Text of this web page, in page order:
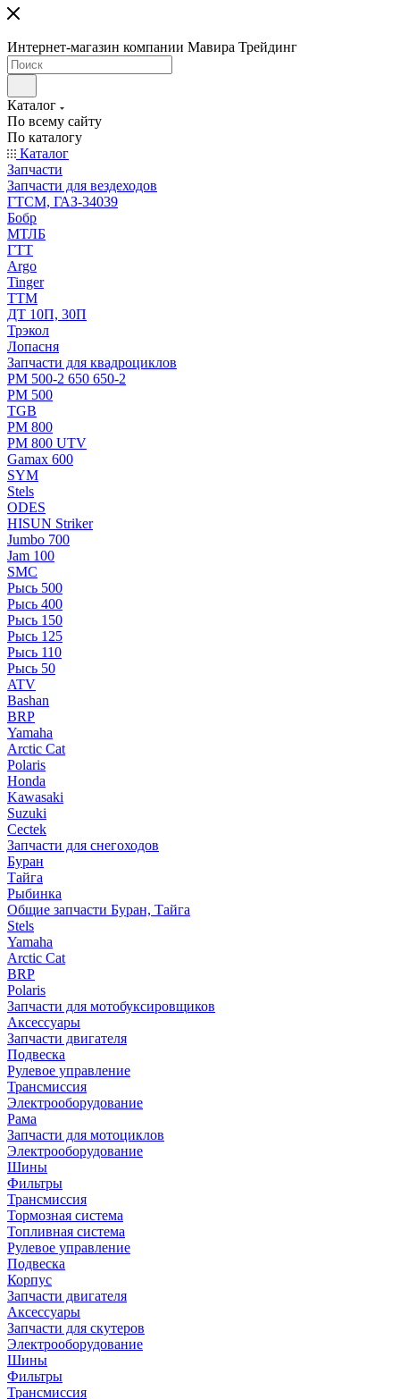
Интернет-магазин компании Мавира Трейдинг
Каталог
По всему сайту
По каталогу
Каталог
Запчасти
Запчасти для вездеходов
ГТСМ, ГАЗ-34039
Бобр
МТЛБ
ГТТ
Argo
Tinger
ТТМ
ДТ 10П, 30П
Трэкол
Лопасня
Запчасти для квадроциклов
РМ 500-2 650 650-2
РМ 500
TGB
РМ 800
РМ 800 UTV
Gamax 600
SYM
Stels
ОDЕS
HISUN Striker
Jumbo 700
Jam 100
SMC
Рысь 500
Рысь 400
Рысь 150
Рысь 125
Рысь 110
Рысь 50
ATV
Bashan
BRP
Yamaha
Arctic Cat
Polaris
Honda
Kawasaki
Suzuki
Cectek
Запчасти для снегоходов
Буран
Тайга
Рыбинка
Общие запчасти Буран, Тайга
Stels
Yamaha
Arctic Cat
BRP
Polaris
Запчасти для мотобуксировщиков
Аксессуары
Запчасти двигателя
Подвеска
Рулевое управление
Трансмиссия
Электрооборудование
Рама
Запчасти для мотоциклов
Электрооборудование
Шины
Фильтры
Трансмиссия
Тормозная система
Топливная система
Рулевое управление
Подвеска
Корпус
Запчасти двигателя
Аксессуары
Запчасти для скутеров
Электрооборудование
Шины
Фильтры
Трансмиссия